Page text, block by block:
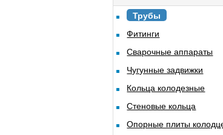
Трубы
Фитинги
Сварочные аппараты
Чугунные задвижки
Кольца колодезные
Стеновые кольца
Опорные плиты